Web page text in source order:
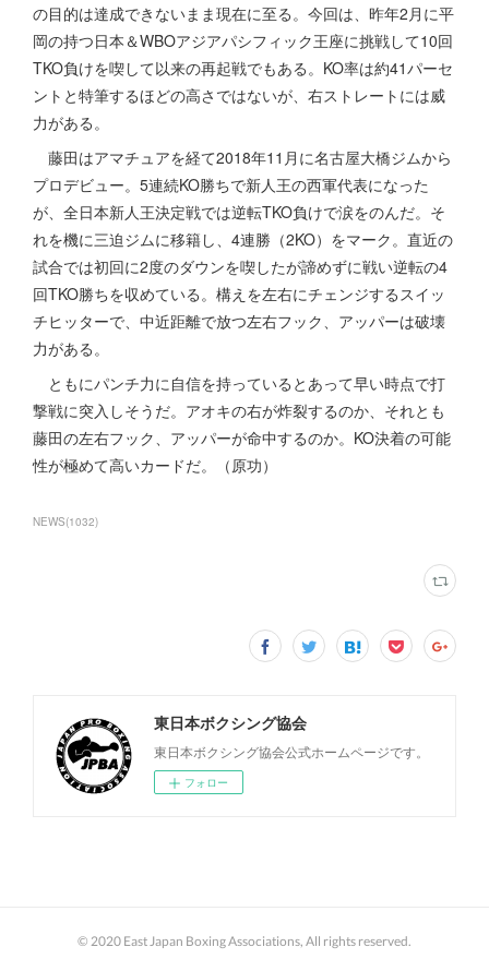
の目的は達成できないまま現在に至る。今回は、昨年2月に平
岡の持つ日本＆WBOアジアパシフィック王座に挑戦して10回
TKO負けを喫して以来の再起戦でもある。KO率は約41パーセ
ントと特筆するほどの高さではないが、右ストレートには威
力がある。
藤田はアマチュアを経て2018年11月に名古屋大橋ジムから
プロデビュー。5連続KO勝ちで新人王の西軍代表になった
が、全日本新人王決定戦では逆転TKO負けで涙をのんだ。そ
れを機に三迫ジムに移籍し、4連勝（2KO）をマーク。直近の
試合では初回に2度のダウンを喫したが諦めずに戦い逆転の4
回TKO勝ちを収めている。構えを左右にチェンジするスイッ
チヒッターで、中近距離で放つ左右フック、アッパーは破壊
力がある。
ともにパンチ力に自信を持っているとあって早い時点で打
撃戦に突入しそうだ。アオキの右が炸裂するのか、それとも
藤田の左右フック、アッパーが命中するのか。KO決着の可能
性が極めて高いカードだ。（原功）
NEWS(1032)
東日本ボクシング協会
東日本ボクシング協会公式ホームページです。
フォロー
© 2020 East Japan Boxing Associations, All rights reserved.